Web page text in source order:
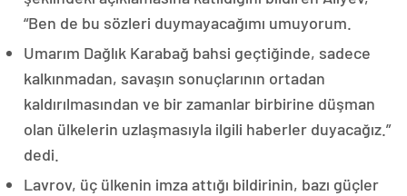
“Ben de bu sözleri duymayacağımı umuyorum.
Umarım Dağlık Karabağ bahsi geçtiğinde, sadece
kalkınmadan, savaşın sonuçlarının ortadan
kaldırılmasından ve bir zamanlar birbirine düşman
olan ülkelerin uzlaşmasıyla ilgili haberler duyacağız.”
dedi.
Lavrov, üç ülkenin imza attığı bildirinin, bazı güçler